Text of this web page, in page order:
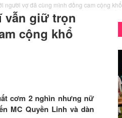
người vợ đã cùng mình đồng cam cộng khổ
vẫn giữ trọn
cộng khổ
cơm 2 nghìn nhưng nữ
MC Quyền Linh và dàn